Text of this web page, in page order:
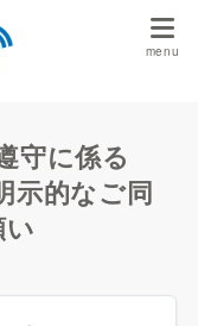
守に係る
示的なご同